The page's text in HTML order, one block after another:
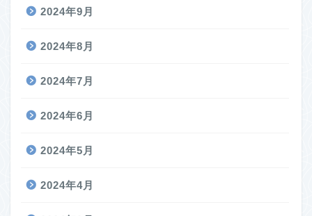
2024年9月
2024年8月
2024年7月
2024年6月
2024年5月
2024年4月